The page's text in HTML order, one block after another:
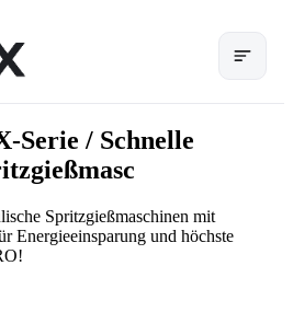
Serie / Schnelle
Spritzgießmaschinen mit
Energieeinsparung und höchste